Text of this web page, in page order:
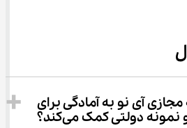
آی نو به آمادگی برای
دولتی کمک می‌کند؟